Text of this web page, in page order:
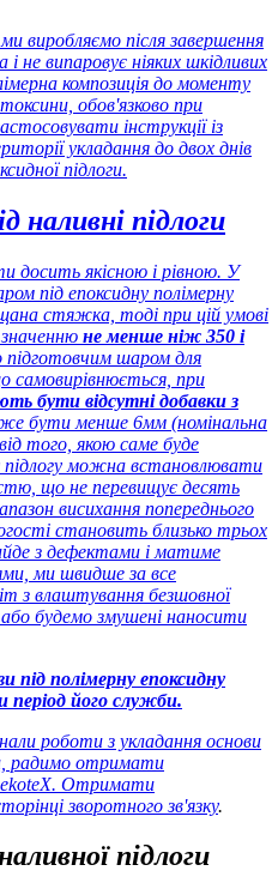
виробляємо після завершення
і не випаровує ніяких шкідливих
композиція до моменту
обов'язково при
інструкції із
укладання до двох днів
підлоги.
наливні підлоги
досить якісною і рівною. У
під епоксидну полімерну
стяжка, тоді при цій умові
не менше ніж 350 і
шаром для
самовирівнюється, при
бути відсутні добавки з
бути менше 6мм (номінальна
того, якою саме буде
підлогу можна встановлювати
що не перевищує десять
висихання попереднього
становить близько трьох
з дефектами і матиме
ми швидше за все
з влаштування безшовної
або будемо змушені наносити
під полімерну епоксидну
період його служби.
роботи з укладання основи
радимо отримати
ekoteX. Отримати
зворотного зв'язку.
підлоги